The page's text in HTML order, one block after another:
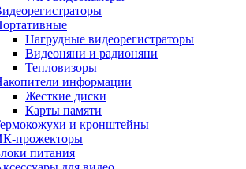
Нагрудные видеорегистраторы
Видеоняни и радионяни
Тепловизоры
информации
Жесткие диски
Карты памяти
и кронштейны
прожекторы
питания